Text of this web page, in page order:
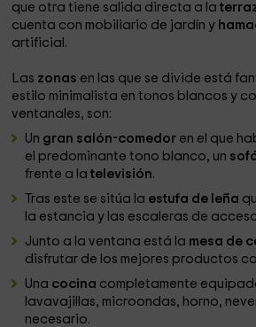
que otra tiene salida directa a la
cuenta con mobiliario de jardín y
artificial.
Las zonas en las que se divide está
estilo minimalista en tonos blancos y
ventanales, son:
Un gran salón-comedor en el que
el predominante tono blanco, un
frente a latelevisión.
Tras este se sitúa la estufa de leña
la estancia y las escaleras de
Junto a la ventana está la mesa de
disfrutar de los mejores productos
Una cocina completamente
lavavajillas, microondas, horno,
necesario.